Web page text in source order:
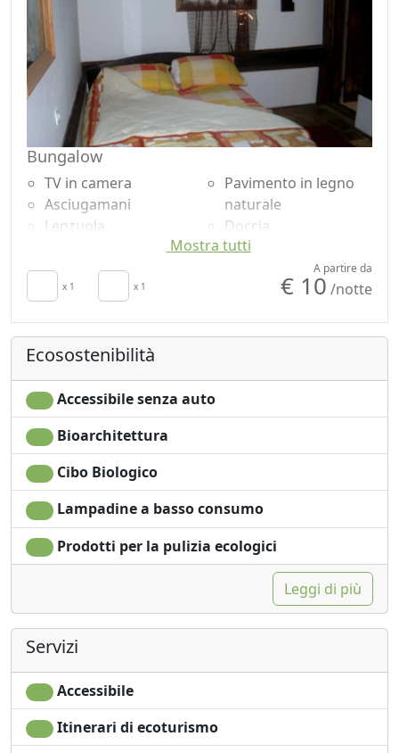
Bungalow
TV in camera
Asciugamani
Lenzuola
Zona pranzo
all'aperto
Pavimento in legno
naturale
Doccia
Giardino
Vista giardino
Vista panoramica
Mostra tutti
x 1 x 1
A partire da
€ 10 /notte
Ecosostenibilità
Accessibile senza auto
Bioarchitettura
Cibo Biologico
Lampadine a basso consumo
Prodotti per la pulizia ecologici
Leggi di più
Servizi
Accessibile
Itinerari di ecoturismo